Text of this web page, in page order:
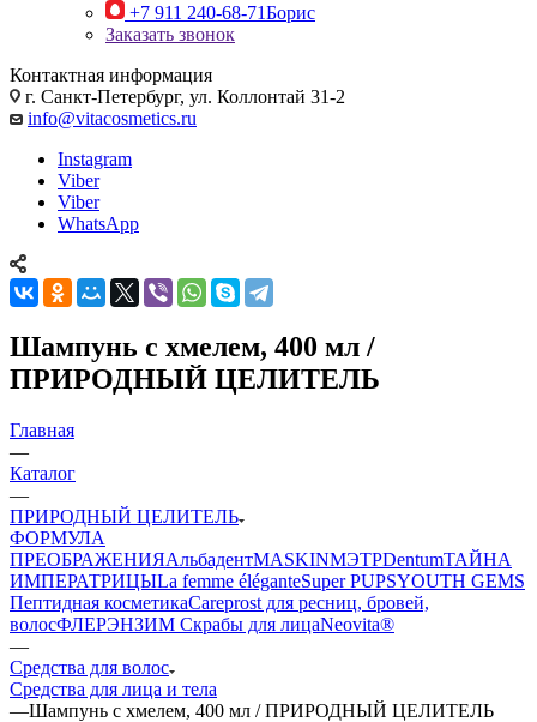
+7 911 240-68-71Борис
Заказать звонок
Контактная информация
г. Санкт-Петербург, ул. Коллонтай 31-2
info@vitacosmetics.ru
Instagram
Viber
Viber
WhatsApp
Шампунь с хмелем, 400 мл /
ПРИРОДНЫЙ ЦЕЛИТЕЛЬ
Главная
—
Каталог
—
ПРИРОДНЫЙ ЦЕЛИТЕЛЬ
ФОРМУЛА
ПРЕОБРАЖЕНИЯАльбадентMASKINМЭТРDentumТАЙНА
ИМПЕРАТРИЦЫLa femme éléganteSuper PUPSYOUTH GEMS
Пептидная косметикаCareprost для ресниц, бровей,
волосФЛЕРЭНЗИМ Скрабы для лицаNeovita®
—
Средства для волос
Средства для лица и тела
—Шампунь с хмелем, 400 мл / ПРИРОДНЫЙ ЦЕЛИТЕЛЬ